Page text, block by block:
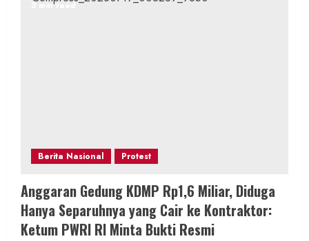
3 min read
Berita Nasional Protest
Anggaran Gedung KDMP Rp1,6 Miliar, Diduga
Hanya Separuhnya yang Cair ke Kontraktor:
Ketum PWRI RI Minta Bukti Resmi